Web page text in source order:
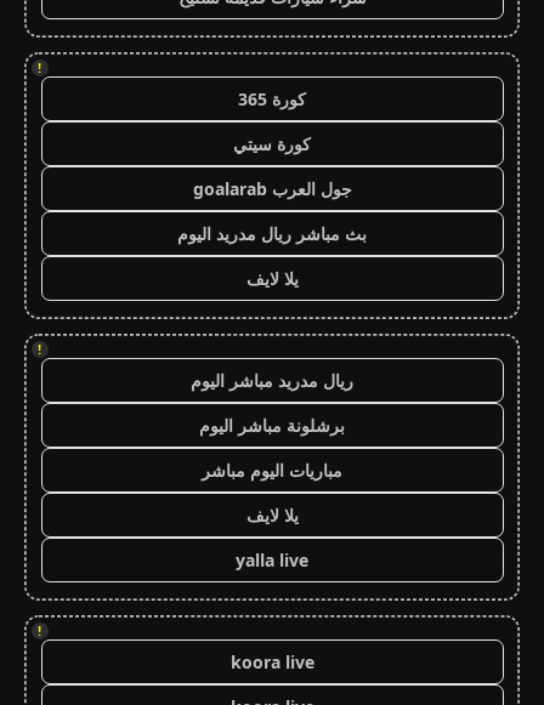
!
كورة 365
كورة سيتي
جول العرب goalarab
بث مباشر ريال مدريد اليوم
يلا لايف
!
ريال مدريد مباشر اليوم
برشلونة مباشر اليوم
مباريات اليوم مباشر
يلا لايف
yalla live
!
koora live